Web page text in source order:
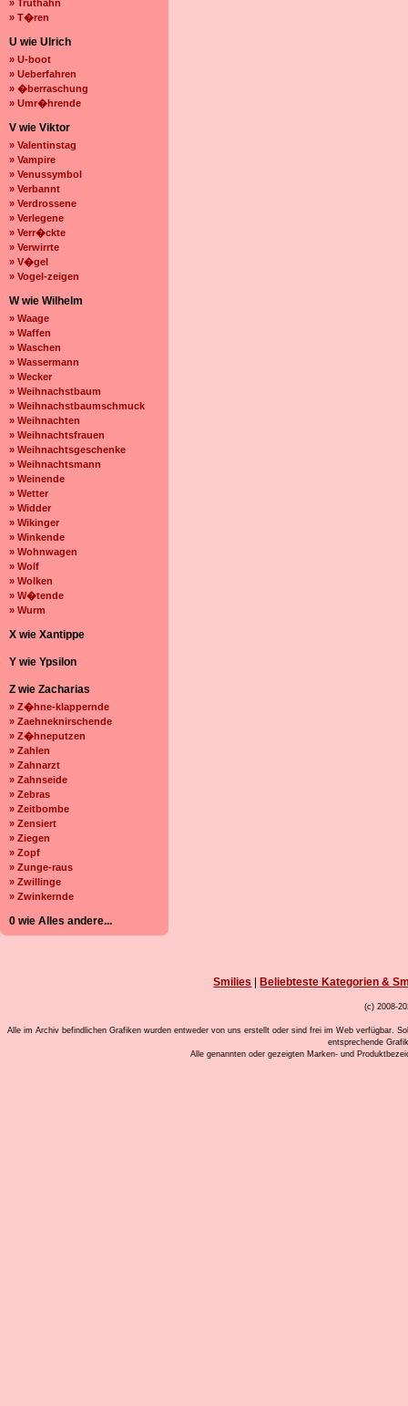
» Truthahn
» T�ren
U wie Ulrich
» U-boot
» Ueberfahren
» �berraschung
» Umr�hrende
V wie Viktor
» Valentinstag
» Vampire
» Venussymbol
» Verbannt
» Verdrossene
» Verlegene
» Verr�ckte
» Verwirrte
» V�gel
» Vogel-zeigen
W wie Wilhelm
» Waage
» Waffen
» Waschen
» Wassermann
» Wecker
» Weihnachstbaum
» Weihnachstbaumschmuck
» Weihnachten
» Weihnachtsfrauen
» Weihnachtsgeschenke
» Weihnachtsmann
» Weinende
» Wetter
» Widder
» Wikinger
» Winkende
» Wohnwagen
» Wolf
» Wolken
» W�tende
» Wurm
X wie Xantippe
Y wie Ypsilon
Z wie Zacharias
» Z�hne-klappernde
» Zaehneknirschende
» Z�hneputzen
» Zahlen
» Zahnarzt
» Zahnseide
» Zebras
» Zeitbombe
» Zensiert
» Ziegen
» Zopf
» Zunge-raus
» Zwillinge
» Zwinkernde
0 wie Alles andere...
Smilies Beliebteste Kategorien &
(c) 2008-
Alle im Archiv befindlichen Grafiken wurden entweder von uns erstellt oder sind frei im Web verfügbar.
entsprechende
Alle genannten oder gezeigten Marken- und